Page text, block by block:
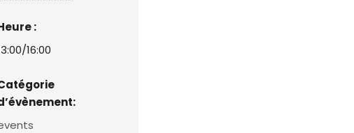
:
16:00